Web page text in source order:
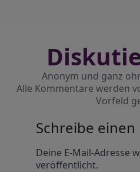
Anonym und ganz
Alle Kommentare werden
Vorfeld
Schreibe
Deine E-Mail-Adresse
veröffentlicht.